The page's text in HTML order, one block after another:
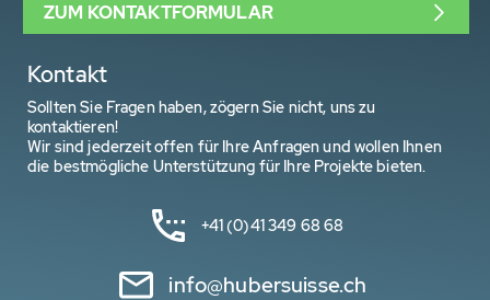
Kontakt
Sollten Sie Fragen haben, zögern Sie nicht, uns zu
kontaktieren!
Wir sind jederzeit offen für Ihre Anfragen und wollen Ihnen
die bestmögliche Unterstützung für Ihre Projekte bieten.
+41 (0)41 349 68 68
info@hubersuisse.ch
ZUM KONTAKTFORMULAR